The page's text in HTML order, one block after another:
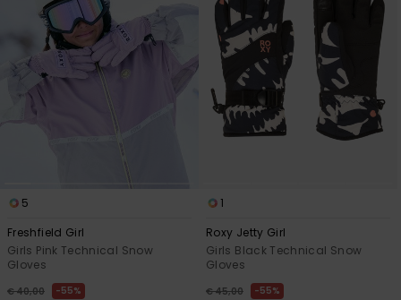
5
Freshfield Girl
Girls Pink Technical Snow
Gloves
€ 40,00 55%
1
Roxy Jetty Girl
Girls Black Technical Snow
Gloves
€ 45,00 55%